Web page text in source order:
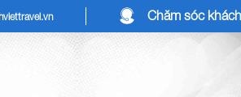
Chăm sóc